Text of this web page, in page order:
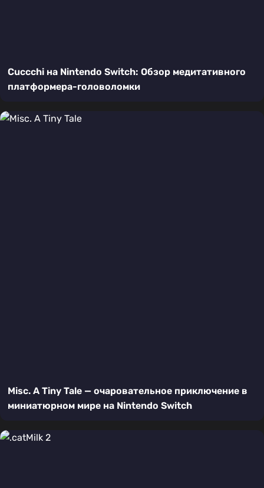
Cuccchi на Nintendo Switch: Обзор медитативного
платформера-головоломки
Misc. A Tiny Tale — очаровательное приключение в
миниатюрном мире на Nintendo Switch